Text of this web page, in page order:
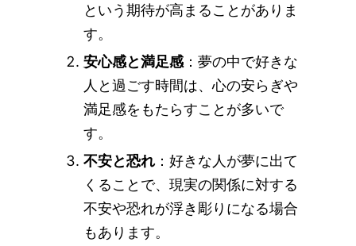
という期待が高まることがありま
す。
安心感と満足感 ：夢の中で好きな
人と過ごす時間は、心の安らぎや
満足感をもたらすことが多いで
す。
不安と恐れ：好きな人が夢に出て
くることで、現実の関係に対する
不安や恐れが浮き彫りになる場合
もあります。